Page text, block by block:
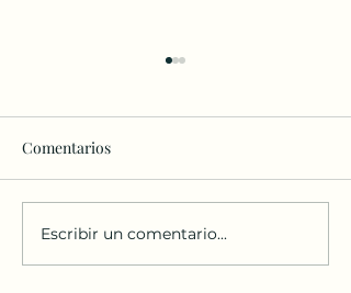
O ÓRGANO DO TEMPLO
DA PARROQUIA DE SAN
Comentarios
Escribir un comentario...